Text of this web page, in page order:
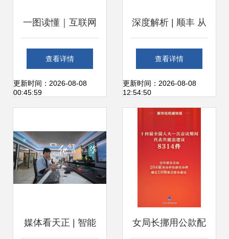
一图读懂｜互联网
时代开放教育走势
——以开放大学为
查看详情
更新时间：2026-08-08
00:45:59
深度解析 | 顺丰 从
快递迈向综合物流
服务商的征程
查看详情
更新时间：2026-08-08
12:54:50
媒体看天正 | 智能 女局长挪用公款配